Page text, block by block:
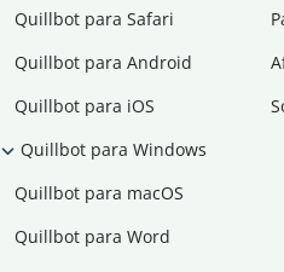
Quillbot para Safari
Quillbot para Android
Quillbot para iOS
Quillbot para Windows
Quillbot para macOS
Quillbot para Word